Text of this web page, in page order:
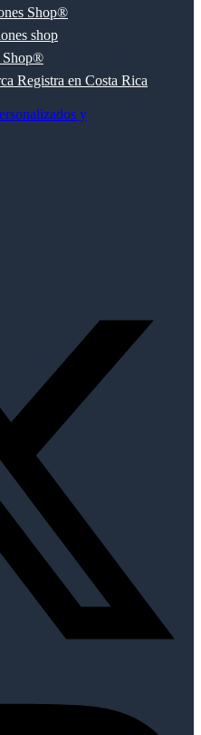
Shop®
shop
Shop®
Registra en Costa Rica